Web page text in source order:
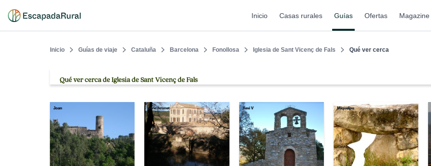
Inicio Casas rurales Guías Ofertas Magazine
Inicio Guías de viaje Cataluña Barcelona Fonollosa Iglesia de Sant Vicenç de Fals Qué ver cerca
Qué ver cerca de Iglesia de Sant Vicenç de Fals
Joan enric brunet Xevi V Miquelpu